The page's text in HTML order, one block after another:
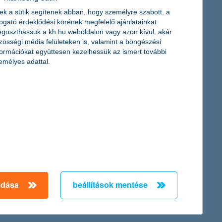
szinte minden területet alapjaiban befolyásolnak. A 20. K&H
és gyors megoldásokat kapjanak a vírushelyzet hatékony
a sütik segítenek abban, hogy személyre szabott, a
érdeklődési körének megfelelő ajánlatainkat
a kh.hu weboldalon vagy azon kívül, akár
média felületeken is, valamint a böngészési
együttesen kezelhessük az ismert további
adattal.
beállítások mentése